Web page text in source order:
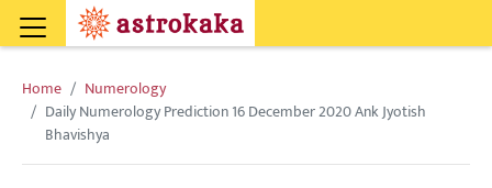
Home
Numerology
Daily Numerology Prediction 16 December 2020 Ank Jyotish
Bhavishya